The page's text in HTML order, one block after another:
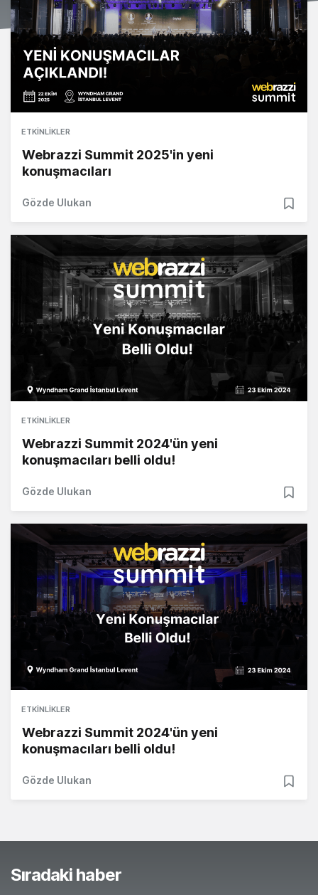
ETKINLIKLER
Webrazzi Summit 2025'in yeni
konuşmacıları
Gözde Ulukan
ETKINLIKLER
Webrazzi Summit 2024'ün yeni
konuşmacıları belli oldu!
Gözde Ulukan
ETKINLIKLER
Webrazzi Summit 2024'ün yeni
konuşmacıları belli oldu!
Gözde Ulukan
Sıradaki haber